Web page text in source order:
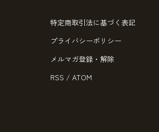
特定商取引法に基づく表記
プライバシーポリシー
メルマガ登録・解除
RSS / ATOM